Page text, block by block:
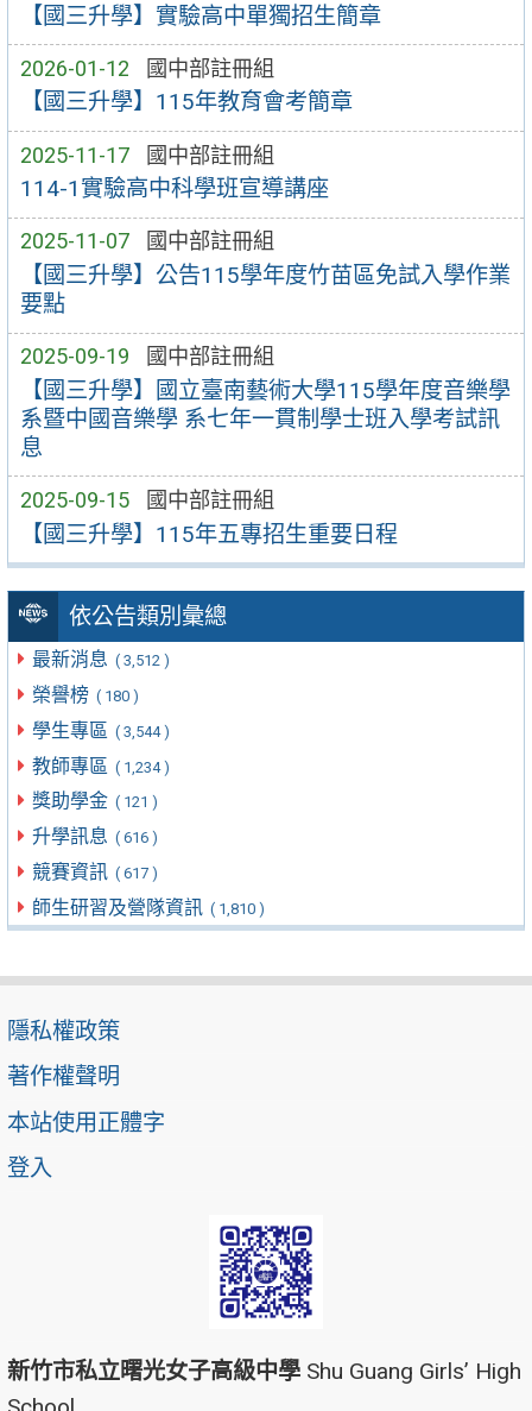
【國三升學】實驗高中單獨招生簡章
2026-01-12 國中部註冊組
【國三升學】115年教育會考簡章
2025-11-17 國中部註冊組
114-1實驗高中科學班宣導講座
2025-11-07 國中部註冊組
【國三升學】公告115學年度竹苗區免試入學作業
要點
2025-09-19 國中部註冊組
【國三升學】國立臺南藝術大學115學年度音樂學
系暨中國音樂學 系七年一貫制學士班入學考試訊
息
2025-09-15 國中部註冊組
【國三升學】115年五專招生重要日程
依公告類別彙總
最新消息 ( 3,512 )
榮譽榜 ( 180 )
學生專區 ( 3,544 )
教師專區 ( 1,234 )
獎助學金 ( 121 )
升學訊息 ( 616 )
競賽資訊 ( 617 )
師生研習及營隊資訊 ( 1,810 )
隱私權政策
著作權聲明
本站使用正體字
登入
新竹市私立曙光女子高級中學 Shu Guang Girls’ High